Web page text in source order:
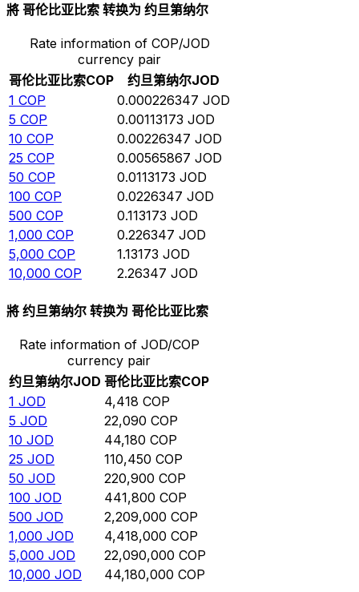
將 哥伦比亚比索 转换为 约旦第纳尔
Rate information of COP/JOD
currency pair
哥伦比亚比索COP 约旦第纳尔JOD
1 COP 0.000226347 JOD
5 COP 0.00113173 JOD
10 COP 0.00226347 JOD
25 COP 0.00565867 JOD
50 COP 0.0113173 JOD
100 COP 0.0226347 JOD
500 COP 0.113173 JOD
1,000 COP 0.226347 JOD
5,000 COP 1.13173 JOD
10,000 COP 2.26347 JOD
將 约旦第纳尔 转换为 哥伦比亚比索
Rate information of JOD/COP
currency pair
约旦第纳尔JOD 哥伦比亚比索COP
1 JOD 4,418 COP
5 JOD 22,090 COP
10 JOD 44,180 COP
25 JOD 110,450 COP
50 JOD 220,900 COP
100 JOD 441,800 COP
500 JOD 2,209,000 COP
1,000 JOD 4,418,000 COP
5,000 JOD 22,090,000 COP
10,000 JOD 44,180,000 COP